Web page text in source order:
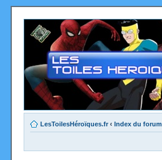
LesToilesHéroïques.fr ‹ Index du forum